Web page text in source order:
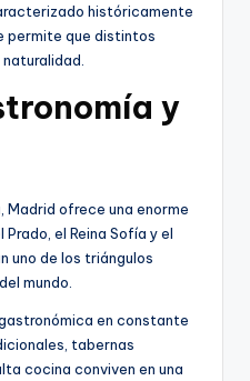
históricamente
permite que distintos
y
Madrid ofrece una enorme
el Reina Sofía y el
uno de los triángulos
mundo.
en constante
tabernas
cocina conviven en una